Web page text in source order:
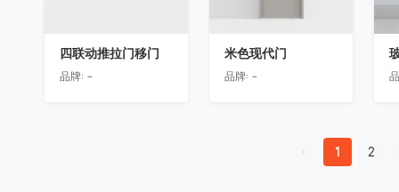
四联动推拉门移门
品牌: -
米色现代门
品牌: -
1 2